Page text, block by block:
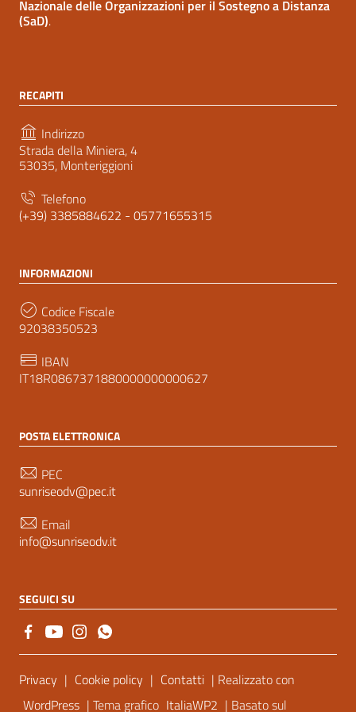
Nazionale delle Organizzazioni per il Sostegno a Distanza
(SaD).
RECAPITI
Indirizzo
Strada della Miniera, 4
53035, Monteriggioni
Telefono
(+39) 3385884622 - 05771655315
INFORMAZIONI
Codice Fiscale
92038350523
IBAN
IT18R0867371880000000000627
POSTA ELETTRONICA
PEC
sunriseodv@pec.it
Email
info@sunriseodv.it
SEGUICI SU
Sezione Link Utili
Privacy | Cookie policy | Contatti | Realizzato con
WordPress | Tema grafico ItaliaWP2 | Basato sul